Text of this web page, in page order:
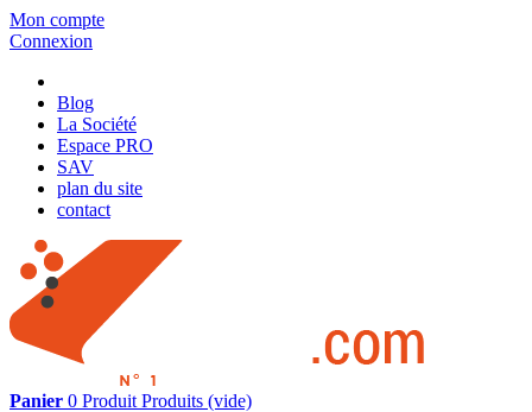
Mon compte
Connexion
Blog
La Société
Espace PRO
SAV
plan du site
contact
Panier 0 Produit Produits (vide)